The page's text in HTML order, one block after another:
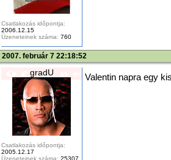
Csatlakozás időpontja:
2006.12.15
Üzeneteinek száma: 760
2007. február 7 22:18:52
gradU
Csatlakozás időpontja:
2005.12.17
Üzeneteinek száma: 25307
Valentin napra egy